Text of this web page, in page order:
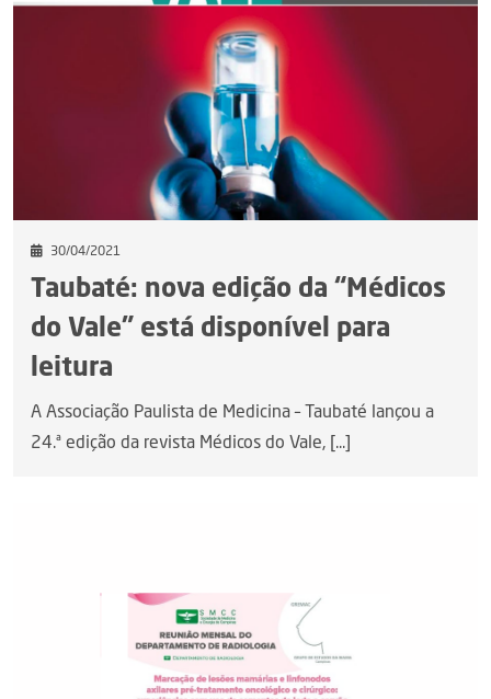
30/04/2021
Taubaté: nova edição da “Médicos
do Vale” está disponível para
leitura
A Associação Paulista de Medicina – Taubaté lançou a
24.ª edição da revista Médicos do Vale, [...]